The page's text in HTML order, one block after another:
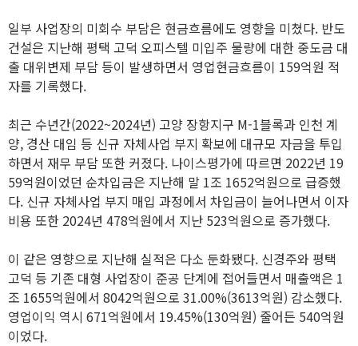
일부 사업장의 미회수 부담은 현금흐름에도 영향을 미쳤다. 반도
건설은 지난해 평택 고덕 오피스텔 미입주 물량에 대한 중도금 대
출 대위변제 부담 등이 발생하면서 영업현금흐름이 159억원 적
자를 기록했다.
최근 수년간(2022~2024년) 고양 장항지구 M-1블록과 인천 계
양, 경산 대임 등 신규 자체사업 부지 확보에 대규모 자금을 투입
하면서 재무 부담 또한 커졌다. 나이스평가에 따르면 2022년 19
59억원이었던 순차입금은 지난해 말 1조 1652억원으로 급증했
다. 신규 자체사업 부지 매입 과정에서 차입금이 늘어나면서 이자
비용 또한 2024년 478억원에서 지난 523억원으로 증가했다.
이 같은 영향으로 지난해 실적은 다소 둔화됐다. 신경주와 평택
고덕 등 기존 대형 사업장이 준공 단계에 접어들면서 매출액은 1
조 1655억원에서 8042억원으로 31.00%(3613억원) 감소했다.
영업이익 역시 671억원에서 19.45%(130억원) 줄어든 540억원
이었다.